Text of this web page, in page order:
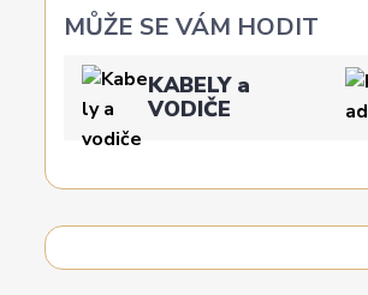
MŮŽE SE VÁM HODIT
KABELY a
VODIČE